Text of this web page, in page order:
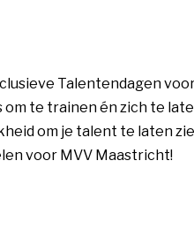
Talentendagen
te trainen én zich te
om je talent te laten
voor MVV Maastricht!